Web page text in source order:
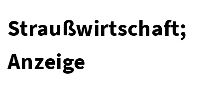
Straußwirtschaft;
Anzeige